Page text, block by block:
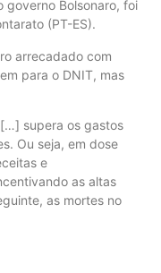
governo Bolsonaro, foi
(PT-ES).
arrecadado com
para o DNIT, mas
supera os gastos
Ou seja, em dose
e
as altas
as mortes no